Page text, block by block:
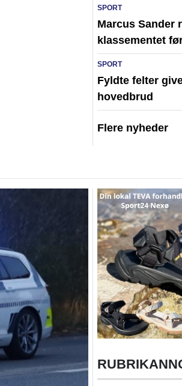
SPORT
Marcus Sander
klassementet
SPORT
Fyldte felter
hovedbrud
Flere nyheder